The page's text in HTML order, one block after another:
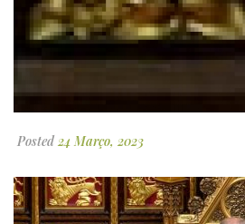
Posted 24 Março, 2023